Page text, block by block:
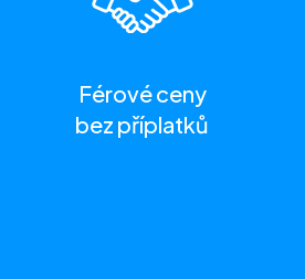
Férové ceny
bez příplatků